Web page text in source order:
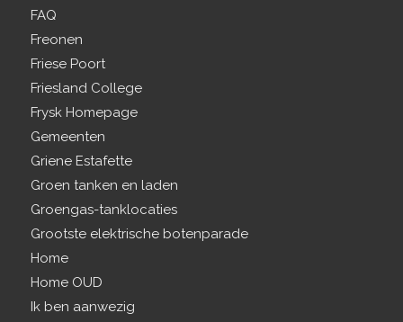
FAQ
Freonen
Friese Poort
Friesland College
Frysk Homepage
Gemeenten
Griene Estafette
Groen tanken en laden
Groengas-tanklocaties
Grootste elektrische botenparade
Home
Home OUD
Ik ben aanwezig